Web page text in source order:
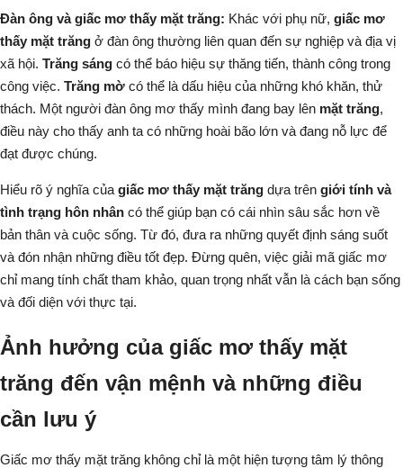
Đàn ông và giấc mơ thấy mặt trăng: Khác với phụ nữ, giấc mơ
thấy mặt trăng ở đàn ông thường liên quan đến sự nghiệp và địa vị
xã hội. Trăng sáng có thể báo hiệu sự thăng tiến, thành công trong
công việc. Trăng mờ có thể là dấu hiệu của những khó khăn, thử
thách. Một người đàn ông mơ thấy mình đang bay lên mặt trăng,
điều này cho thấy anh ta có những hoài bão lớn và đang nỗ lực để
đạt được chúng.
Hiểu rõ ý nghĩa của giấc mơ thấy mặt trăng dựa trên giới tính và
tình trạng hôn nhân có thể giúp bạn có cái nhìn sâu sắc hơn về
bản thân và cuộc sống. Từ đó, đưa ra những quyết định sáng suốt
và đón nhận những điều tốt đẹp. Đừng quên, việc giải mã giấc mơ
chỉ mang tính chất tham khảo, quan trọng nhất vẫn là cách bạn sống
và đối diện với thực tại.
Ảnh hưởng của giấc mơ thấy mặt
trăng đến vận mệnh và những điều
cần lưu ý
Giấc mơ thấy mặt trăng không chỉ là một hiện tượng tâm lý thông